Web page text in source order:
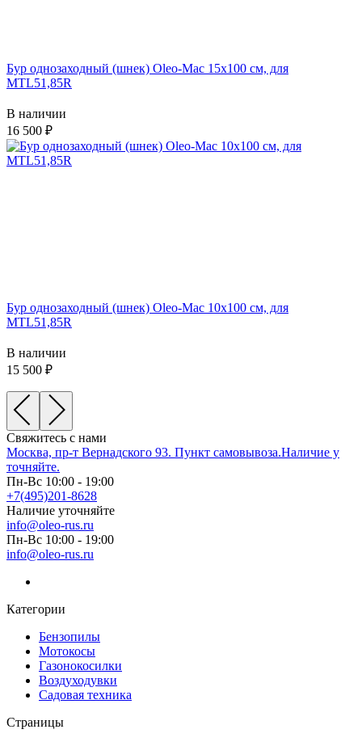
Бур однозаходный (шнек) Oleo-Mac 15х100 см, для
MTL51,85R
В наличии
16 500
Бур однозаходный (шнек) Oleo-Mac 10х100 см, для
MTL51,85R
В наличии
15 500
Свяжитесь с нами
Москва, пр-т Вернадского 93. Пункт самовывоза.Наличие у
точняйте.
Пн-Вс 10:00 - 19:00
+7(495)201-8628
Наличие уточняйте
info@oleo-rus.ru
Пн-Вс 10:00 - 19:00
info@oleo-rus.ru
Категории
Бензопилы
Мотокосы
Газонокосилки
Воздуходувки
Садовая техника
Страницы